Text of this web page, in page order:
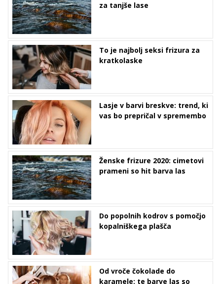
za tanjše lase
To je najbolj seksi frizura za
kratkolaske
Lasje v barvi breskve: trend, ki
vas bo prepričal v spremembo
Ženske frizure 2020: cimetovi
prameni so hit barva las
Do popolnih kodrov s pomočjo
kopalniškega plašča
Od vroče čokolade do
karamele: te barve las so